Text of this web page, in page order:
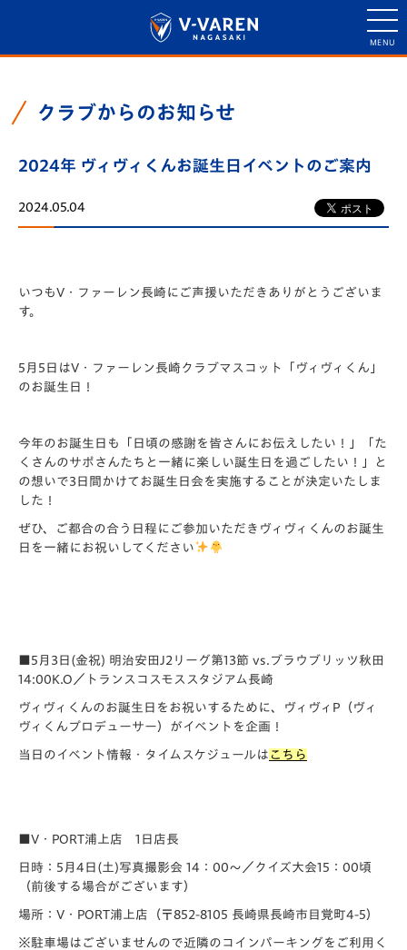
クラブからのお知らせ
2024年 ヴィヴィくんお誕生日イベントのご案内
2024.05.04
いつもV・ファーレン長崎にご声援いただきありがとうございま
す。
5月5日はV・ファーレン長崎クラブマスコット「ヴィヴィくん」
のお誕生日！
今年のお誕生日も「日頃の感謝を皆さんにお伝えしたい！」「た
くさんのサポさんたちと一緒に楽しい誕生日を過ごしたい！」と
の想いで3日間かけてお誕生日会を実施することが決定いたしま
した！
ぜひ、ご都合の合う日程にご参加いただきヴィヴィくんのお誕生
日を一緒にお祝いしてください
■5月3日(金祝) 明治安田J2リーグ第13節 vs.ブラウブリッツ秋田
14:00K.O／トランスコスモススタジアム長崎
ヴィヴィくんのお誕生日をお祝いするために、ヴィヴィP（ヴィ
ヴィくんプロデューサー）がイベントを企画！
当日のイベント情報・タイムスケジュールは こちら
■V・PORT浦上店 1日店長
日時：5月4日(土)写真撮影会 14：00～／クイズ大会15：00頃
（前後する場合がございます）
場所：V・PORT浦上店（〒852-8105 長崎県長崎市目覚町4-5）
※駐車場はございませんので近隣のコインパーキングをご利用く